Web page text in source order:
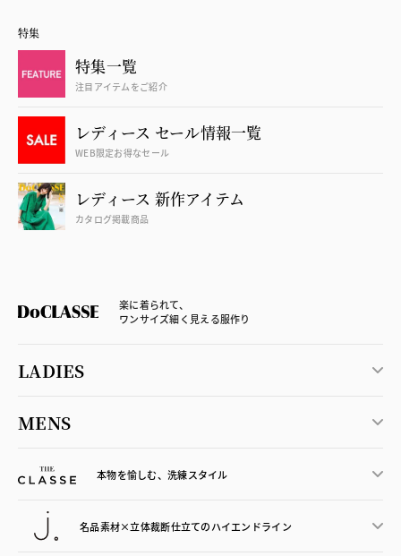
特集
特集一覧
注目アイテムをご紹介
レディース セール情報一覧
WEB限定お得なセール
レディース 新作アイテム
カタログ掲載商品
楽に着られて、
ワンサイズ細く見える服作り
LADIES
MENS
本物を愉しむ、洗練スタイル
名品素材×立体裁断仕立てのハイエンドライン